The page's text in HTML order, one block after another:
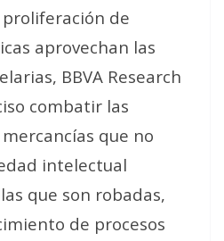
proliferación de
aprovechan las
BBVA Research
combatir las
que no
intelectual
que son robadas,
de procesos